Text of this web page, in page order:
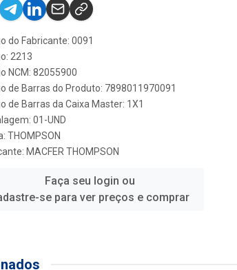
do Fabricante: 0091
2213
NCM: 82055900
de Barras do Produto: 7898011970091
de Barras da Caixa Master: 1X1
01-UND
THOMPSON
MACFER THOMPSON
Faça seu login ou
se para ver preços e comprar